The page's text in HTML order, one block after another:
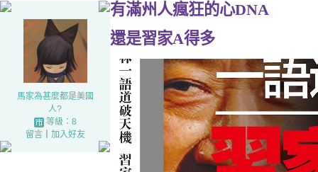
馬家為甚麼都是美國
人?
等級：8
留言｜ 加入好友
有滿州人瘋狂的心DNA
還是習家A得多